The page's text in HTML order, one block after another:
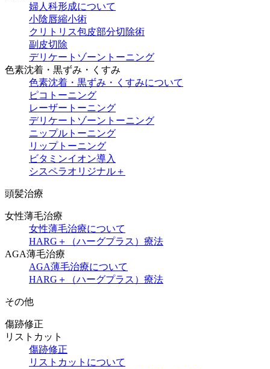
婦人科形成について
小陰唇縮小術
クリトリス包皮部分切除術
副皮切除
デリケートゾーントーニング
色素沈着・黒ずみ・くすみ
色素沈着・黒ずみ・くすみについて
ピコトーニング
レーザートーニング
デリケートゾーントーニング
ニップルトーニング
リップトーニング
ビタミンイオン導入
シスペラオリジナル＋
頭髪治療
女性薄毛治療
女性薄毛治療について
HARG＋（ハーグプラス）療法
AGA薄毛治療
AGA薄毛治療について
HARG＋（ハーグプラス）療法
その他
傷跡修正
リストカット
傷跡修正
リストカットについて